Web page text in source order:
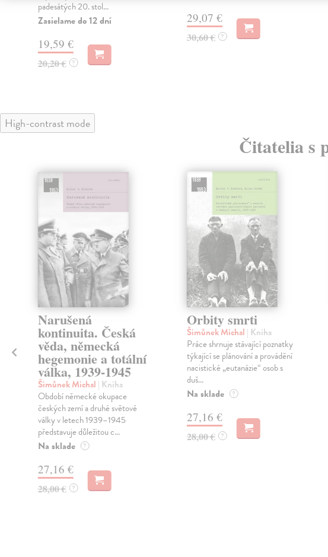
padesátých 20. stol...
Zasielame do 12 dní
19,59 €
20,20 € ?
29,07 €
30,60 € ?
High-contrast mode
Čitatelia s
Narušená
kontinuita. Česká
věda, německá
hegemonie a totální
válka, 1939-1945
Šimůnek Michal | Kniha
Období německé okupace
českých zemí a druhé světové
války v letech 1939–1945
představuje důležitou c...
Na sklade ?
27,16 €
28,00 € ?
Orbity smrti
Šimůnek Michal | Kniha
Práce shrnuje stávající poznatky
týkající se plánování a provádění
nacistické „eutanázie“ osob s
duš...
Na sklade ?
27,16 €
28,00 € ?